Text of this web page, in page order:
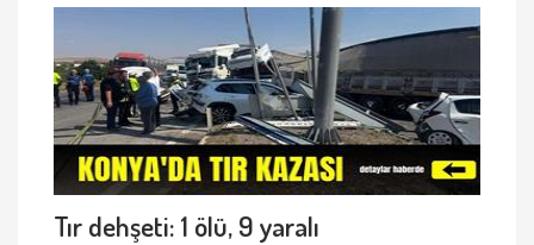
Tır dehşeti: 1 ölü, 9 yaralı